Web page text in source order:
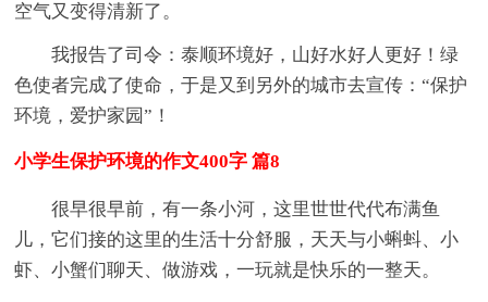
空气又变得清新了。
我报告了司令：泰顺环境好，山好水好人更好！绿
色使者完成了使命，于是又到另外的城市去宣传：“保护
环境，爱护家园”！
小学生保护环境的作文400字 篇8
很早很早前，有一条小河，这里世世代代布满鱼
儿，它们接的这里的生活十分舒服，天天与小蝌蚪、小
虾、小蟹们聊天、做游戏，一玩就是快乐的一整天。